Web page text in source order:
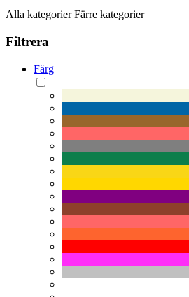
Alla kategorier Färre kategorier
Filtrera
Färg